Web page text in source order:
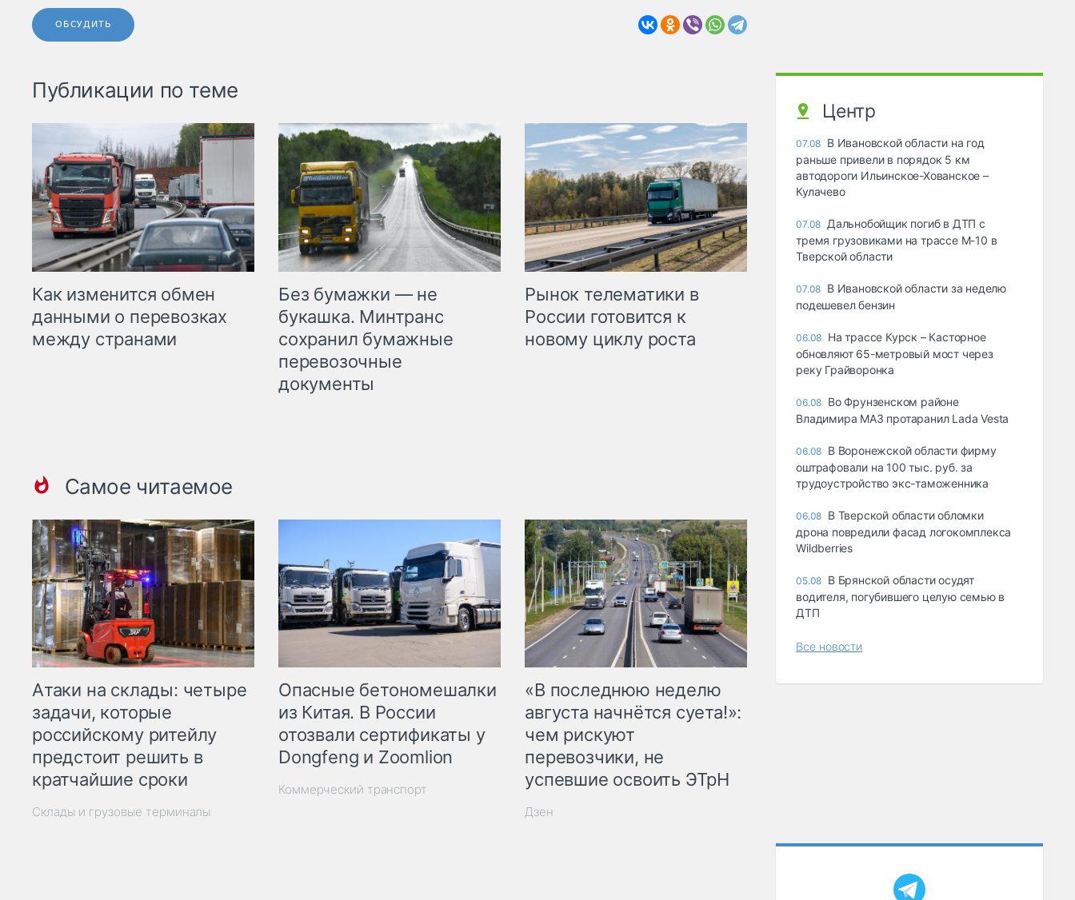
ОБСУДИТЬ
Публикации по теме
Как изменится обмен
данными о перевозках
между странами
Без бумажки — не
букашка. Минтранс
сохранил бумажные
перевозочные
документы
Рынок телематики в
России готовится к
новому циклу роста
Самое читаемое
Атаки на склады: четыре
задачи, которые
российскому ритейлу
предстоит решить в
кратчайшие сроки
Склады и грузовые терминалы
Опасные бетономешалки
из Китая. В России
отозвали сертификаты у
Dongfeng и Zoomlion
Коммерческий транспорт
«В последнюю неделю
августа начнётся суета!»:
чем рискуют
перевозчики, не
успевшие освоить ЭТрН
Дзен
Центр
07.08 В Ивановской области на год
раньше привели в порядок 5 км
автодороги Ильинское-Хованское –
Кулачево
07.08 Дальнобойщик погиб в ДТП с
тремя грузовиками на трассе М-10 в
Тверской области
07.08 В Ивановской области за неделю
подешевел бензин
06.08 На трассе Курск – Касторное
обновляют 65-метровый мост через
реку Грайворонка
06.08 Во Фрунзенском районе
Владимира МАЗ протаранил Lada Vesta
06.08 В Воронежской области фирму
оштрафовали на 100 тыс. руб. за
трудоустройство экс-таможенника
06.08 В Тверской области обломки
дрона повредили фасад логокомплекса
Wildberries
05.08 В Брянской области осудят
водителя, погубившего целую семью в
ДТП
Все новости